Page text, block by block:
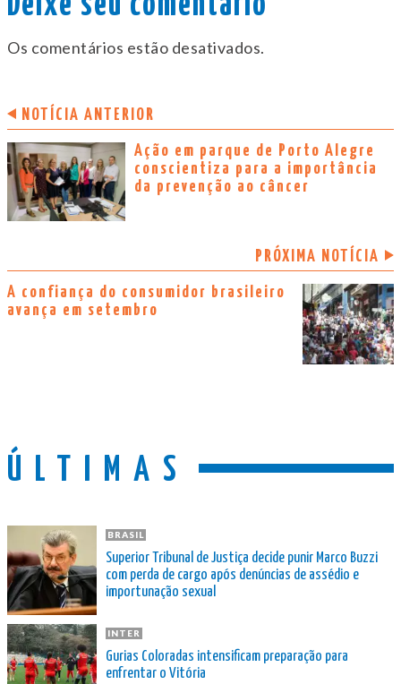
Os comentários estão desativados.
NOTÍCIA ANTERIOR
Ação em parque de Porto Alegre
conscientiza para a importância
da prevenção ao câncer
PRÓXIMA NOTÍCIA
A confiança do consumidor brasileiro
avança em setembro
ÚLTIMAS
BRASIL
Superior Tribunal de Justiça decide punir Marco Buzzi
com perda de cargo após denúncias de assédio e
importunação sexual
INTER
Gurias Coloradas intensificam preparação para
enfrentar o Vitória